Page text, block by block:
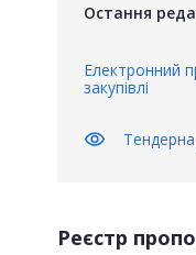
Остання
Електронний
закупівлі
visibility
Реєстр